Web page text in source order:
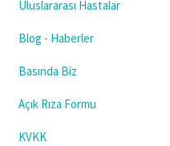
Uluslararası Hastalar
Blog - Haberler
Basında Biz
Açık Rıza Formu
KVKK